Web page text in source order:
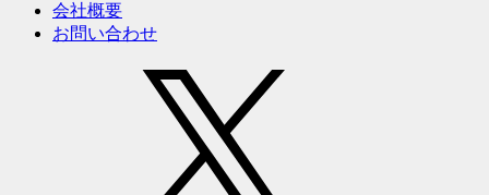
会社概要
お問い合わせ